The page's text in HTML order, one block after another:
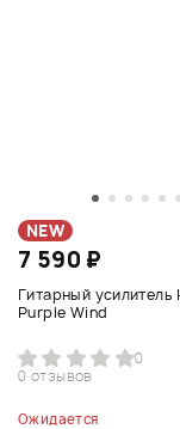
NEW
7 590 ₽
Гитарный усилитель
Purple Wind
0
0 отзывов
Ожидается